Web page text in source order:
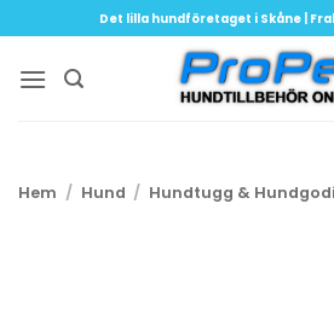
content
Det lilla hundföretaget i Skåne |
Hem / Hund / Hundtugg &